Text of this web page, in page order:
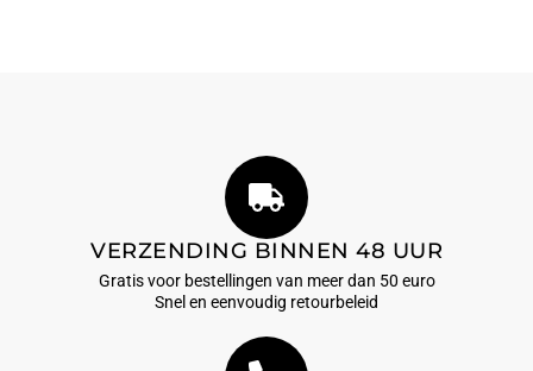
VERZENDING BINNEN 48 UUR
Gratis voor bestellingen van meer dan 50 euro
Snel en eenvoudig retourbeleid